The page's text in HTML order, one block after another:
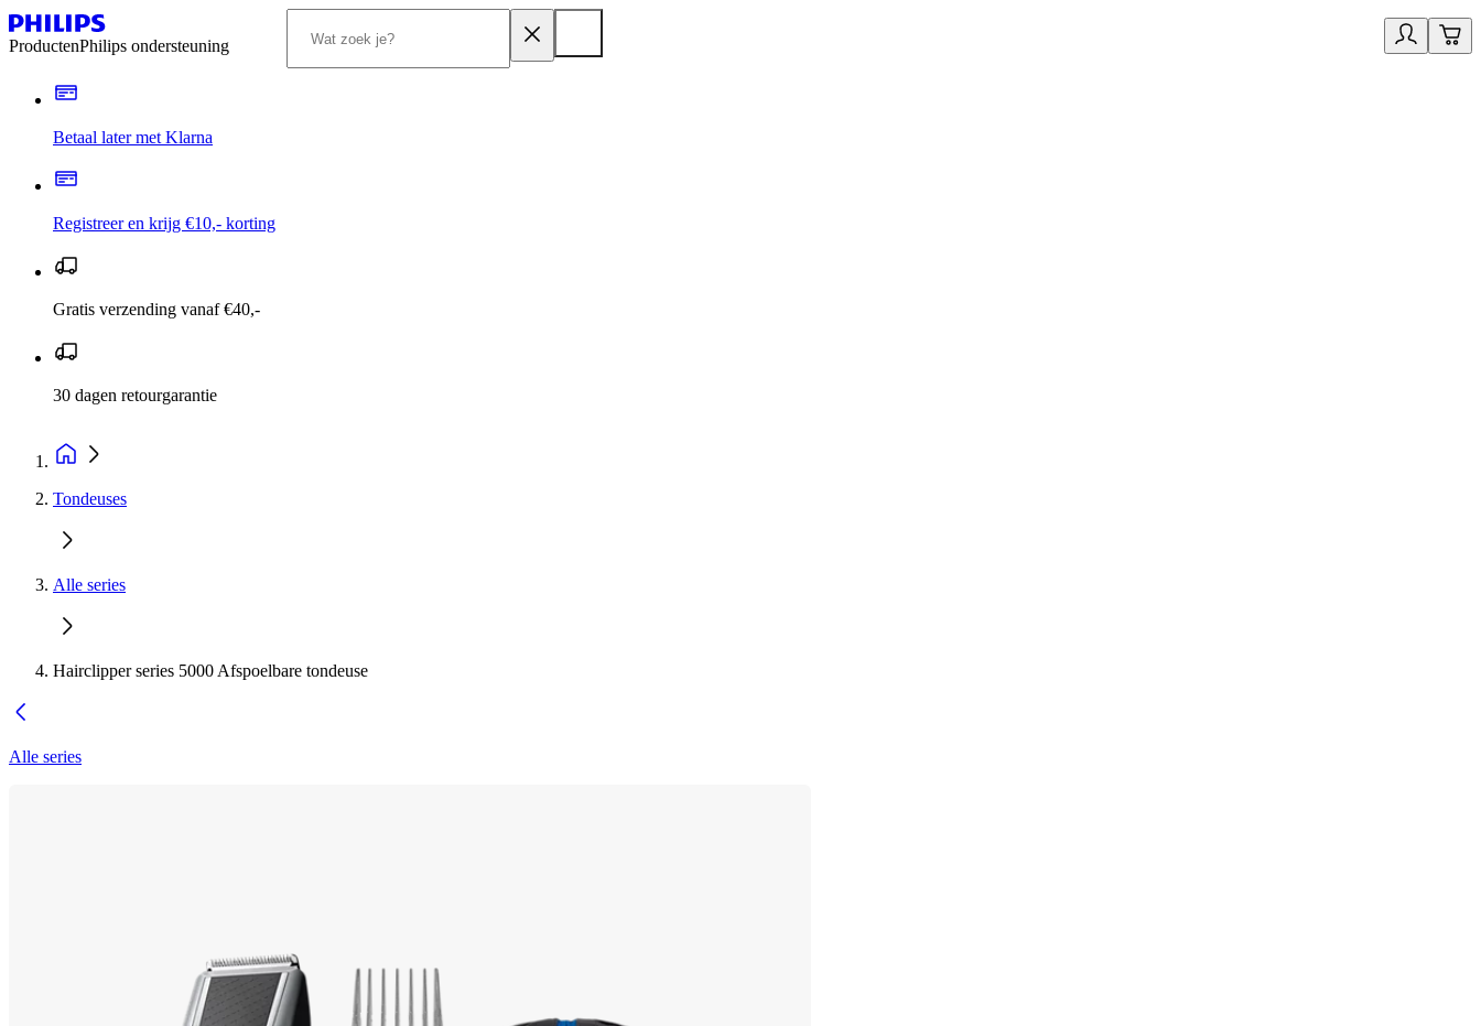
ProductenPhilips ondersteuning
Betaal later met Klarna
Registreer en krijg €10,- korting
Gratis verzending vanaf €40,-
30 dagen retourgarantie
Tondeuses
Alle series
Hairclipper series 5000 Afspoelbare tondeuse
Alle series